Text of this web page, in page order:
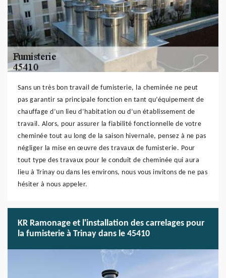
Sans un très bon travail de fumisterie, la cheminée ne peut
pas garantir sa principale fonction en tant qu’équipement de
chauffage d’un lieu d’habitation ou d’un établissement de
travail. Alors, pour assurer la fiabilité fonctionnelle de votre
cheminée tout au long de la saison hivernale, pensez à ne pas
négliger la mise en œuvre des travaux de fumisterie. Pour
tout type des travaux pour le conduit de cheminée qui aura
lieu à Trinay ou dans les environs, nous vous invitons de ne pas
hésiter à nous appeler.
KR Ramonage et l'installation des carrelages pour
la fumisterie à Trinay dans le 45410